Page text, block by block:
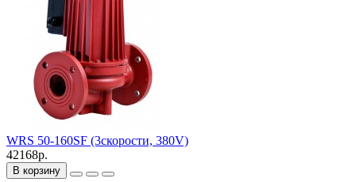
WRS 50-160SF (3скорости, 380V)
42168р.
В корзину